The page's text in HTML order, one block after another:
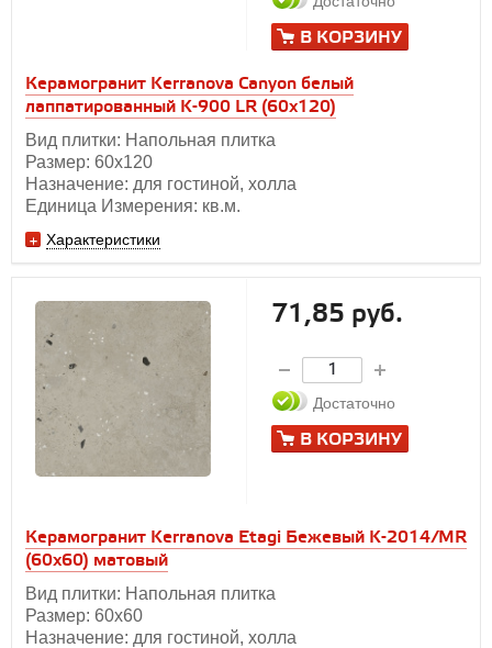
Керамогранит Kerranova Canyon белый
лаппатированный K-900 LR (60x120)
Вид плитки: Напольная плитка
Размер: 60х120
Назначение: для гостиной, холла
Единица Измерения: кв.м.
Характеристики
В КОРЗИНУ
Керамогранит Kerranova Etagi Бежевый K-2014/MR
(60x60) матовый
Вид плитки: Напольная плитка
Размер: 60х60
Назначение: для гостиной, холла
71,85 руб.
Достаточно
В КОРЗИНУ